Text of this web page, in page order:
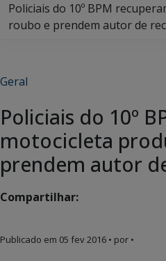
Policiais do 10º BPM
roubo e prendem autor de
Geral
Policiais do 10º
motocicleta
prendem autor
Compartilhar:
Publicado em 05 fev 2016 • por •